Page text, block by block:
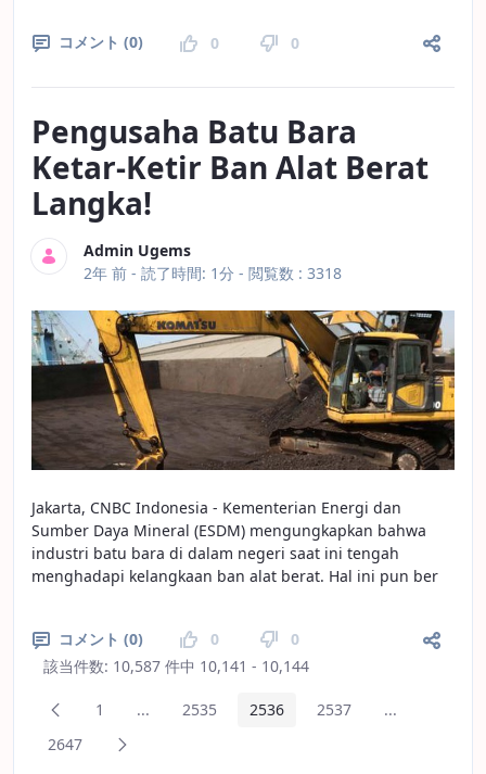
コメント (0) 0 0
Pengusaha Batu Bara
Ketar-Ketir Ban Alat Berat
Langka!
Admin Ugems
公開日
2年 前 - 読了時間: 1分 - 閲覧数 : 3318
Jakarta, CNBC Indonesia - Kementerian Energi dan
Sumber Daya Mineral (ESDM) mengungkapkan bahwa
industri batu bara di dalam negeri saat ini tengah
menghadapi kelangkaan ban alat berat. Hal ini pun ber
コメント (0) 0
0
該当件数: 10,587 件中 10,141 - 10,144
前のページページ
1 ...中間ページページ
2535 ページ
2536 ページ
2537 ...中間ページ
ページ
2647 次のページ